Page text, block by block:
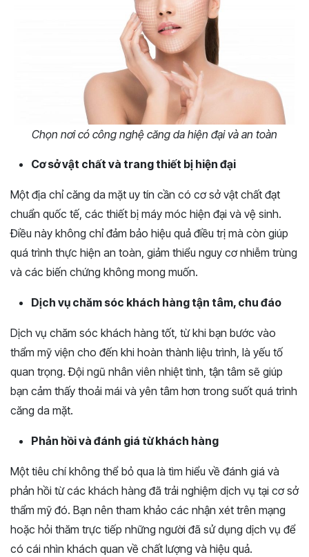
Chọn nơi có công nghệ căng da hiện đại và an toàn
Cơ sở vật chất và trang thiết bị hiện đại
Một địa chỉ căng da mặt uy tín cần có cơ sở vật chất đạt
chuẩn quốc tế, các thiết bị máy móc hiện đại và vệ sinh.
Điều này không chỉ đảm bảo hiệu quả điều trị mà còn giúp
quá trình thực hiện an toàn, giảm thiểu nguy cơ nhiễm trùng
và các biến chứng không mong muốn.
Dịch vụ chăm sóc khách hàng tận tâm, chu đáo
Dịch vụ chăm sóc khách hàng tốt, từ khi bạn bước vào
thẩm mỹ viện cho đến khi hoàn thành liệu trình, là yếu tố
quan trọng. Đội ngũ nhân viên nhiệt tình, tận tâm sẽ giúp
bạn cảm thấy thoải mái và yên tâm hơn trong suốt quá trình
căng da mặt.
Phản hồi và đánh giá từ khách hàng
Một tiêu chí không thể bỏ qua là tìm hiểu về đánh giá và
phản hồi từ các khách hàng đã trải nghiệm dịch vụ tại cơ sở
thẩm mỹ đó. Bạn nên tham khảo các nhận xét trên mạng
hoặc hỏi thăm trực tiếp những người đã sử dụng dịch vụ để
có cái nhìn khách quan về chất lượng và hiệu quả.